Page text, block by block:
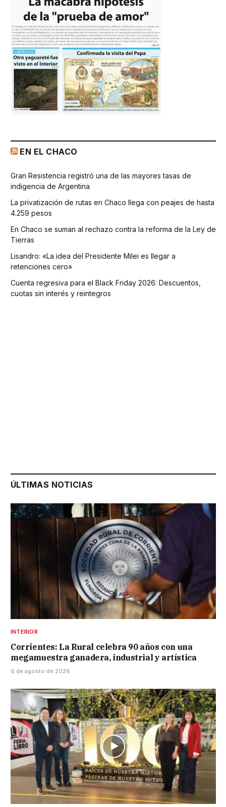
EN EL CHACO
Gran Resistencia registró una de las mayores tasas de
indigencia de Argentina
La privatización de rutas en Chaco llega con peajes de hasta
4.259 pesos
En Chaco se suman al rechazo contra la reforma de la Ley de
Tierras
Lisandro: «La idea del Presidente Milei es llegar a
retenciones cero»
Cuenta regresiva para el Black Friday 2026: Descuentos,
cuotas sin interés y reintegros
ÚLTIMAS NOTICIAS
INTERIOR
Corrientes: La Rural celebra 90 años con una
megamuestra ganadera, industrial y artística
6 de agosto de 2026